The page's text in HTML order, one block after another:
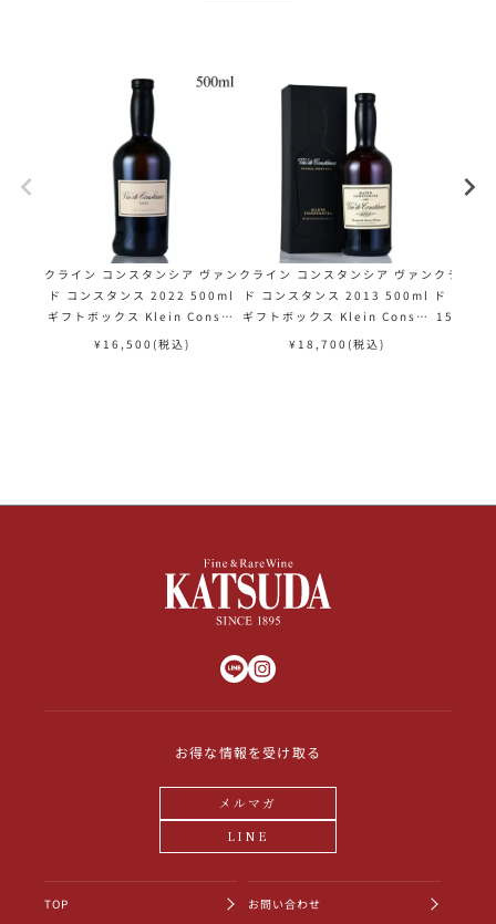
クライン コンスタンシア ヴァン
ド コンスタンス 2022 500ml
ギフトボックス Klein Consta
ntia Vin de Constance 南ア
¥ 16,500 (税込)
クライン コンスタンシア ヴァン
ド コンスタンス 2013 500ml
ギフトボックス Klein Consta
ntia Vin de Constance 南ア
¥ 18,700 (税込)
クライン
ド コン
1500ml
お得な情報を受け取る
メルマガ
LINE
TOP お問い合わせ